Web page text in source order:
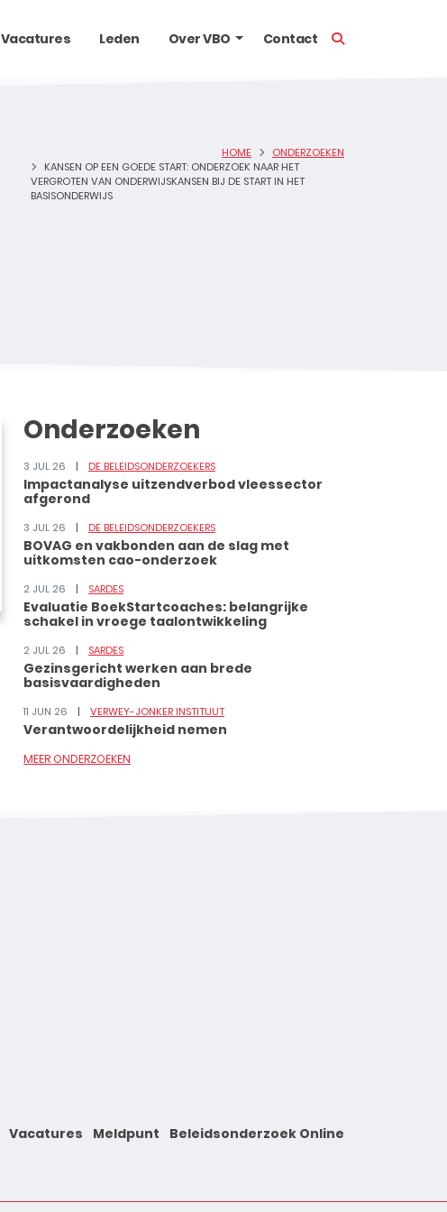
Vacatures Leden Over VBO Contact
HOME
ONDERZOEKEN
KANSEN OP EEN GOEDE START: ONDERZOEK NAAR HET
VERGROTEN VAN ONDERWIJSKANSEN BIJ DE START IN HET
BASISONDERWIJS
Onderzoeken
3 JUL 26 DE BELEIDSONDERZOEKERS
Impactanalyse uitzendverbod vleessector
afgerond
3 JUL 26 DE BELEIDSONDERZOEKERS
BOVAG en vakbonden aan de slag met
uitkomsten cao-onderzoek
2 JUL 26 SARDES
Evaluatie BoekStartcoaches: belangrijke
schakel in vroege taalontwikkeling
2 JUL 26 SARDES
Gezinsgericht werken aan brede
basisvaardigheden
11 JUN 26 VERWEY-JONKER INSTITUUT
Verantwoordelijkheid nemen
MEER ONDERZOEKEN
Vacatures Meldpunt Beleidsonderzoek Online